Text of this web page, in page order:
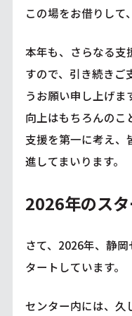
この場をお借りして
本年も、さらなる支
すので、引き続きご
うお願い申し上げま
向上はもちろんのこ
支援を第一に考え、
進してまいります。
2026年のス
さて、2026年、静
タートしています。
センター内には、久